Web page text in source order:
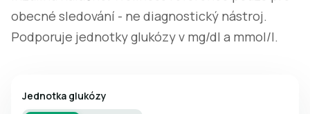
obecné sledování - ne diagnostický nástroj.
Podporuje jednotky glukózy v mg/dl a mmol/l.
Jednotka glukózy